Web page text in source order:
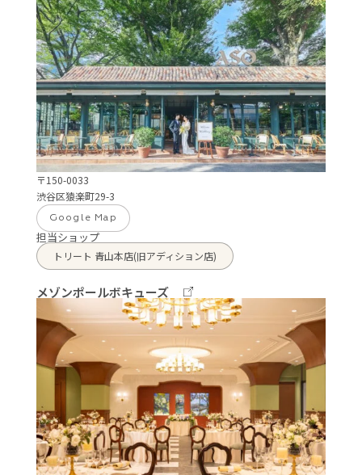
〒150-0033
渋谷区猿楽町29-3
Google Map
担当ショップ
トリート 青山本店(旧アディション店)
メゾンポールボキューズ